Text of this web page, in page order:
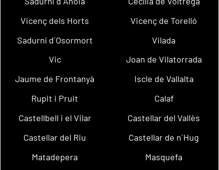
Vicenç dels Horts
Vicenç de Torelló
Sadurní d´Osormort
Vilada
Vic
Joan de Vilatorrada
Jaume de Frontanyà
Iscle de Vallalta
Rupit i Pruit
Calaf
Castellbell i el Vilar
Castellar del Vallès
Castellar del Riu
Castellar de n´Hug
Matadepera
Masquefa